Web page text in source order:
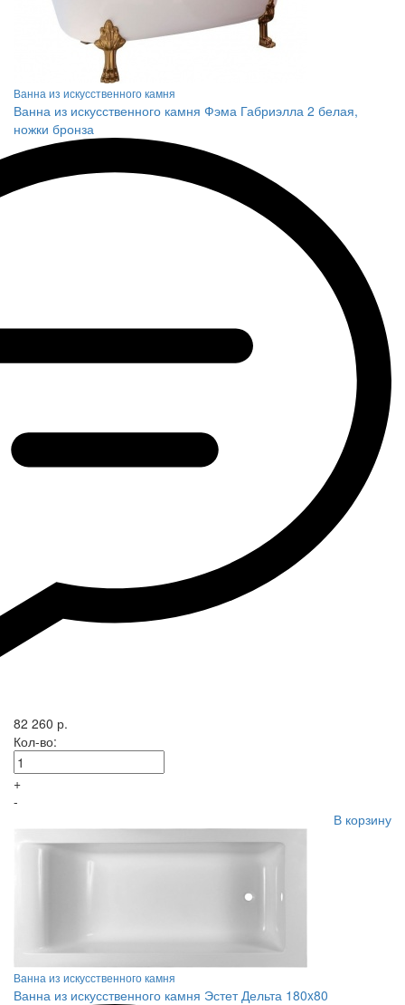
Ванна из искусственного камня
Ванна из искусственного камня Фэма Габриэлла 2 белая,
ножки бронза
82 260 р.
Кол-во:
+
-
В корзину
Ванна из искусственного камня
Ванна из искусственного камня Эстет Дельта 180x80